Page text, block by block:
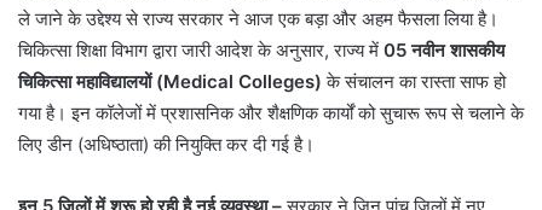
ले जाने के उद्देश्य से राज्य सरकार ने आज एक बड़ा और अहम फैसला लिया है।
चिकित्सा शिक्षा विभाग द्वारा जारी आदेश के अनुसार, राज्य में 05 नवीन शासकीय
चिकित्सा महाविद्यालयों (Medical Colleges) के संचालन का रास्ता साफ हो
गया है। इन कॉलेजों में प्रशासनिक और शैक्षणिक कार्यों को सुचारू रूप से चलाने के
लिए डीन (अधिष्ठाता) की नियुक्ति कर दी गई है।
इन 5 जिलों में शुरू हो रही है नई व्यवस्था –सरकार ने जिन पांच जिलों में नए